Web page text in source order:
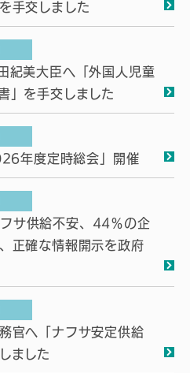
手交しました
紀美大臣へ「外国人児童
」を手交しました
年度定時総会」開催
サ供給不安、44％の企
正確な情報開示を政府
官へ「ナフサ安定供給
ました